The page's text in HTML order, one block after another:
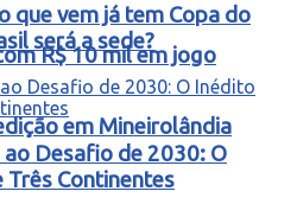
R$ 10 mil em jogo
em Mineirolândia
que vem já tem Copa do
será a sede?
Desafio de 2030: O
Continentes